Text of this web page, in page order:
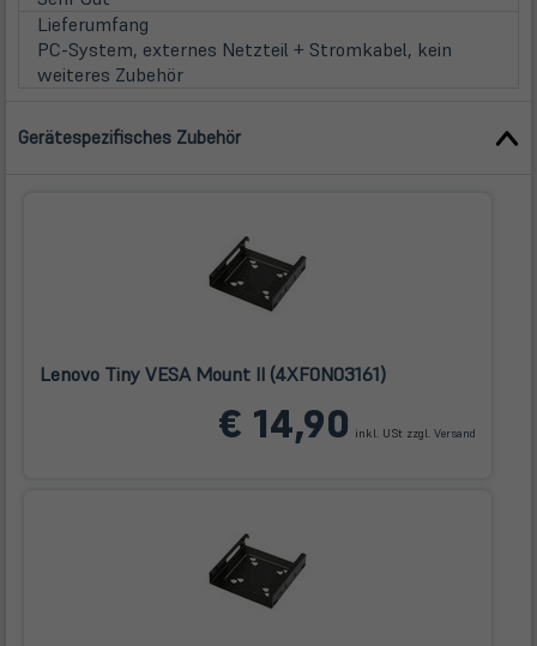
Lieferumfang
PC-System, externes Netzteil + Stromkabel, kein
weiteres Zubehör
Gerätespezifisches Zubehör
Lenovo Tiny VESA Mount II (4XF0N03161)
€ 14,90 inkl. USt zzgl. Versand